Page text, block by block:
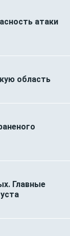
атаки
область
Главные